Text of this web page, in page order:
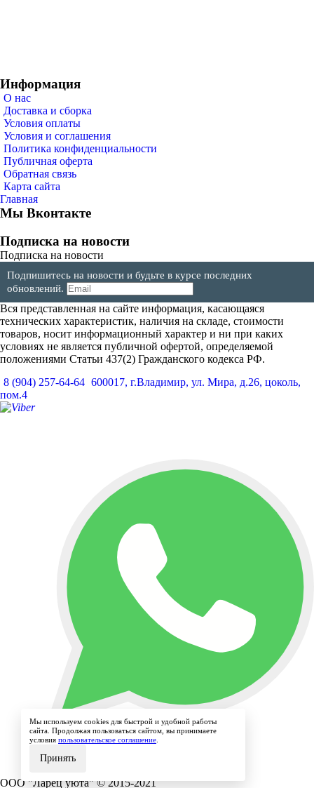
Информация
О нас
Доставка и сборка
Условия оплаты
Условия и соглашения
Политика конфиденциальности
Публичная оферта
Обратная связь
Карта сайта
Главная
Мы Вконтакте
Подписка на новости
Подписка на новости
Подпишитесь на новости и будьте в курсе последних
обновлений.
Вся представленная на сайте информация, касающаяся
технических характеристик, наличия на складе, стоимости
товаров, носит информационный характер и ни при каких
условиях не является публичной офертой, определяемой
положениями Статьи 437(2) Гражданского кодекса РФ.
8 (904) 257-64-64 600017, г.Владимир, ул. Мира, д.26, цоколь,
пом.4
ООО "Ларец уюта" © 2015-2021
Мы используем cookies для быстрой и удобной работы
сайта. Продолжая пользоваться сайтом, вы принимаете
условия пользовательское соглашение
Принять